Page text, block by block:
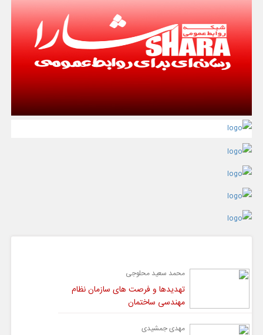
محمد سعید محلوجی
تهدیدها و فرصت های سازمان نظام
مهندسی ساختمان
مهدی جمشیدی